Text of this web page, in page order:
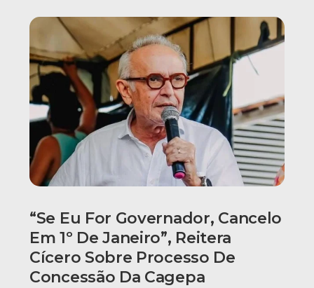
“Se Eu For Governador, Cancelo
Em 1º De Janeiro”, Reitera
Cícero Sobre Processo De
Concessão Da Cagepa